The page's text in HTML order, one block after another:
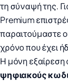
τη σύναψή της.
Premium
παραιτούμαστε
χρόνο που έχει
Η μόνη
ψηφιακούς